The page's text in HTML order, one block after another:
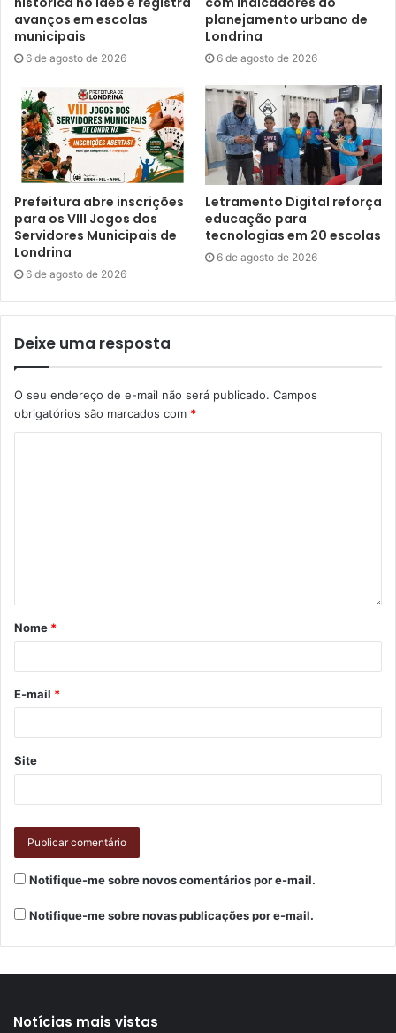
Londrina, por meio do Programa Municipal de Incentivo à
Cultura (Promic), da Secretaria Municipal de Cultura.
Texto: Manu Barioni, sob supervisão dos jornalistas do
Núcleo de Comunicação (N.Com) da Prefeitura de
Londrina.
Gostei
Etiquetas
Associação Londrinense de Circo
Programa Municipal de Incentivo à Cultura
Secretaria Municipal de Cultura
SMC Vila do Circo
avanços em escolas
municipais
6 de agosto de 2026
planejamento urbano de
Londrina
6 de agosto de 2026
Prefeitura abre inscrições
para os VIII Jogos dos
Servidores Municipais de
Londrina
6 de agosto de 2026
Letramento Digital reforça
educação para
tecnologias em 20 escolas
6 de agosto de 2026
Deixe uma resposta
O seu endereço de e-mail não será publicado. Campos
obrigatórios são marcados com *
Nome *
E-mail *
Site
Notifique-me sobre novos comentários por e-mail.
Notifique-me sobre novas publicações por e-mail.
Notícias mais vistas